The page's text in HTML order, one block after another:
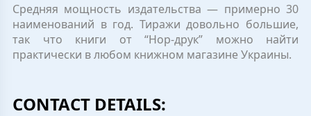
Средняя мощность издательства — примерно 30
наименований в год. Тиражи довольно большие,
так что книги от “Нор-друк” можно найти
практически в любом книжном магазине Украины.
CONTACT DETAILS: